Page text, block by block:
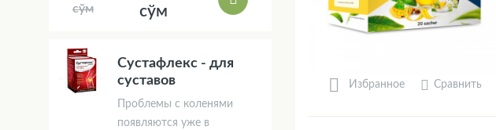
Избранное Сравнить
сўм
сўм
Сустафлекс - для
суставов
Проблемы с коленями
появляются уже в